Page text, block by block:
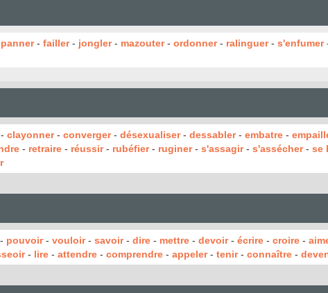
- failler- jongler- mazouter- ordonner- ralinguer- s'enfumer
clayonner- converger- désexualiser- dessabler- embatre -
- retraire - réussir- rubéfier- ruginer- s'assagir- s'assécher- se
pouvoir- vouloir- savoir- dire - mettre - devoir- écrire - croire -
- lire - attendre - comprendre - appeler- tenir- connaître -